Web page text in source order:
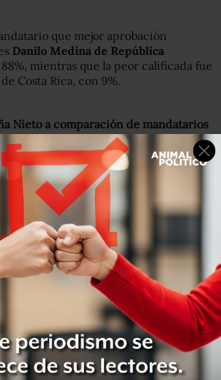
que mejor aprobación
Danilo Medina de República
mientras que la peor calificada fue
Costa Rica, con 9%.
Nieto a comparación de mandatarios